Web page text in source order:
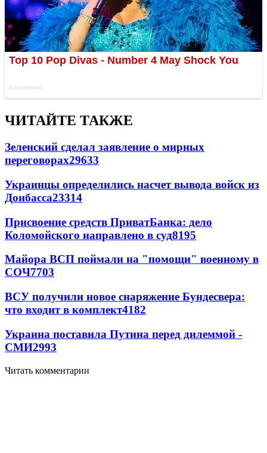
ЧИТАЙТЕ ТАКЖЕ
Зеленский сделал заявление о мирных
переговорах29633
Украинцы определились насчет вывода войск из
Донбасса23314
Присвоение средств ПриватБанка: дело
Коломойского направлено в суд8195
Майора ВСП поймали на "помощи" военному в
СОЧ7703
ВСУ получили новое снаряжение Бундесвера:
что входит в комплект4182
Украина поставила Путина перед дилеммой -
СМИ2993
Читать комментарии